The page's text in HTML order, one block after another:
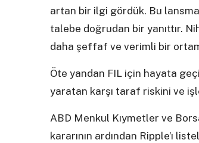
artan bir ilgi gördük. Bu
talebe doğrudan bir yanıttır.
daha şeffaf ve verimli bir
Öte yandan FIL için hayata
yaratan karşı taraf riskini ve
ABD Menkul Kıymetler ve
kararının ardından Ripple’ı